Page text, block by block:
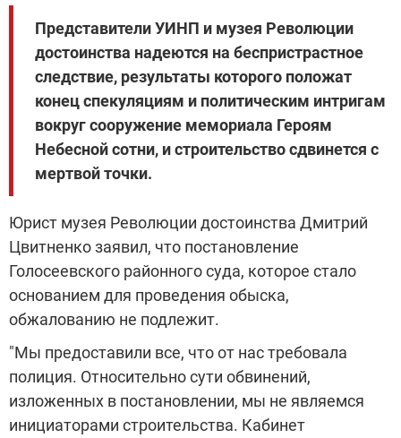
Представители УИНП и музея Революции
достоинства надеются на беспристрастное
следствие, результаты которого положат
конец спекуляциям и политическим интригам
вокруг сооружение мемориала Героям
Небесной сотни, и строительство сдвинется с
мертвой точки.
Юрист музея Революции достоинства Дмитрий
Цвитненко заявил, что постановление
Голосеевского районного суда, которое стало
основанием для проведения обыска,
обжалованию не подлежит.
"Мы предоставили все, что от нас требовала
полиция. Относительно сути обвинений,
изложенных в постановлении, мы не являемся
инициаторами строительства. Кабинет